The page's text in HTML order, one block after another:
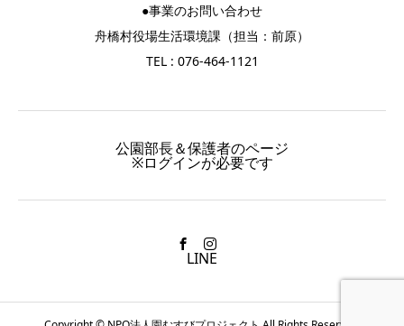
●事業のお問い合わせ
舟橋村役場生活環境課（担当：前原）
TEL : 076-464-1121
公園部長＆保護者のページ
※ログインが必要です
LINE